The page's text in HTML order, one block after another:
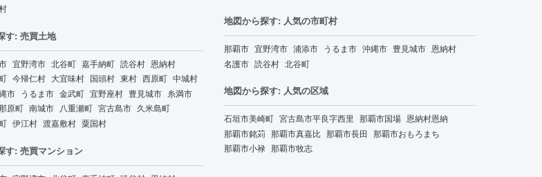
す: 売買土地
宜野湾市 北谷町 嘉手納町 読谷村 恩納村
今帰仁村 大宜味村 国頭村 東村 西原町 中城村
市 うるま市 金武町 宜野座村 豊見城市 糸満市
原町 南城市 八重瀬町 宮古島市 久米島町
伊江村 渡嘉敷村 粟国村
す: 売買マンション
地図から探す: 人気の市町村
那覇市 宜野湾市 浦添市 うるま市 沖縄市 豊見城市 恩納村
名護市 読谷村 北谷町
地図から探す: 人気の区域
石垣市美崎町 宮古島市平良字西里 那覇市国場 恩納村恩納
那覇市銘苅 那覇市真嘉比 那覇市長田 那覇市おもろまち
那覇市小禄 那覇市牧志